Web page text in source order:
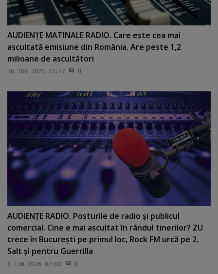
AUDIENŢE MATINALE RADIO. Care este cea mai
ascultată emisiune din România. Are peste 1,2
milioane de ascultători
16 IUN 2026 13:17 0
AUDIENŢE RADIO. Posturile de radio şi publicul
comercial. Cine e mai ascultat în rândul tinerilor? ZU
trece în Bucureşti pe primul loc, Rock FM urcă pe 2.
Salt şi pentru Guerrilla
8 IUN 2026 07:00 0